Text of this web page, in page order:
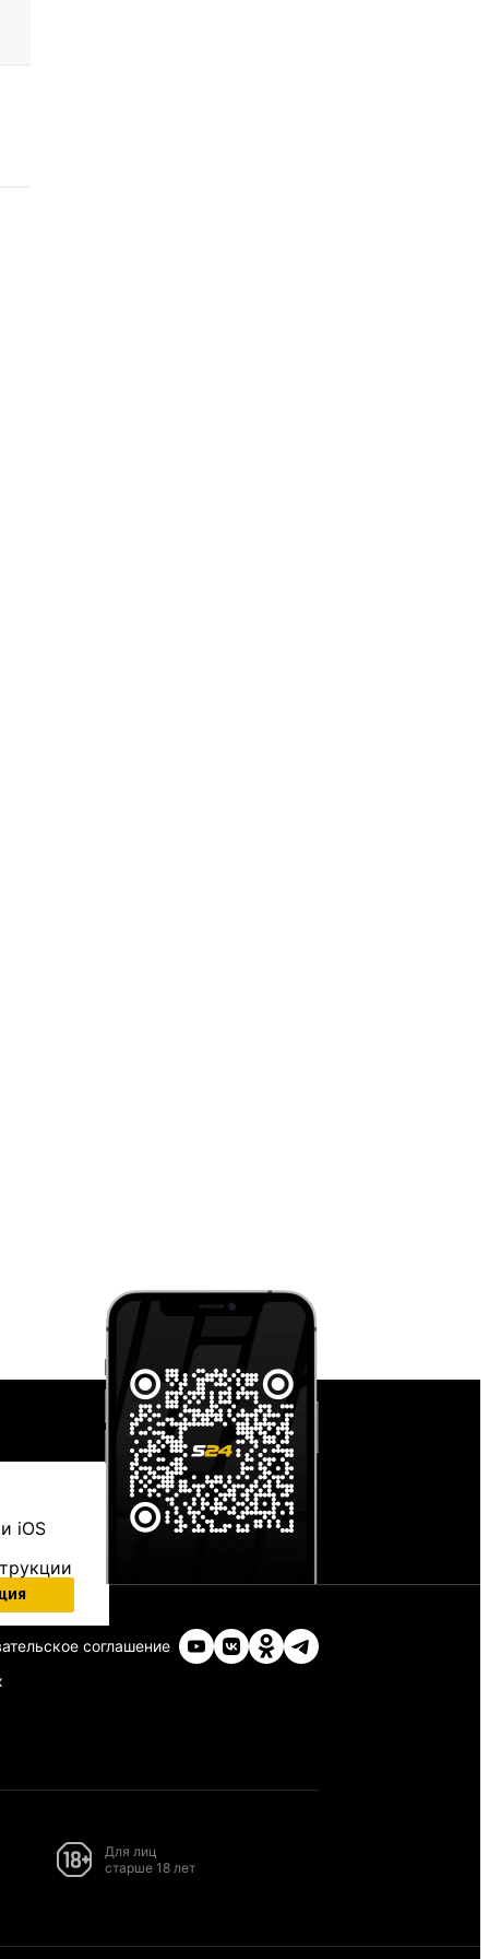
iOS
соглашение
Для лиц
старше 18 лет